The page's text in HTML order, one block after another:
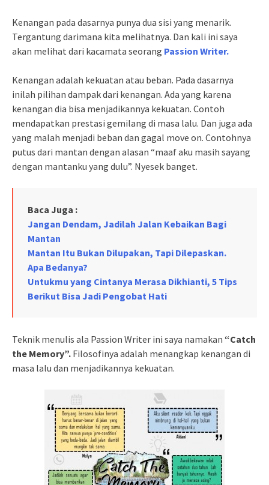
Kenangan pada dasarnya punya dua sisi yang menarik.
Tergantung darimana kita melihatnya. Dan kali ini saya
akan melihat dari kacamata seorang Passion Writer.
Kenangan adalah kekuatan atau beban. Pada dasarnya
inilah pilihan dampak dari kenangan. Ada yang karena
kenangan dia bisa menjadikannya kekuatan. Contoh
mendapatkan prestasi gemilang di masa lalu. Dan juga ada
yang malah menjadi beban dan gagal move on. Contohnya
putus dari mantan dengan alasan “maaf aku masih sayang
dengan mantanku yang dulu”. Nyesek banget.
Baca Juga :
Jangan Dendam, Jadilah Jalan Kebaikan Bagi
Mantan
Mantan Itu Bukan Dilupakan, Tapi Dilepaskan.
Apa Bedanya?
Untukmu yang Cintanya Merasa Dikhianti, 5 Tips
Berikut Bisa Jadi Pengobat Hati
Teknik menulis ala Passion Writer ini saya namakan “Catch
the Memory”. Filosofinya adalah menangkap kenangan di
masa lalu dan menjadikannya kekuatan.